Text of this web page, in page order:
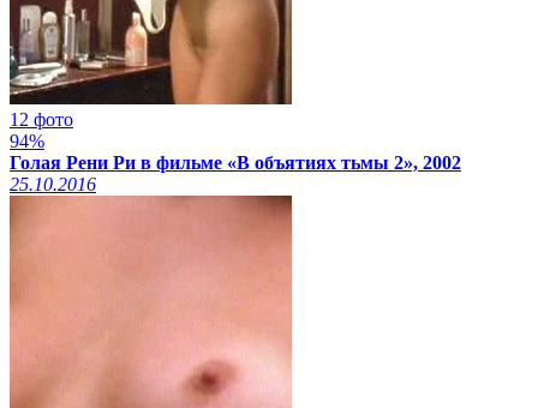
12 фото
94%
Голая Рени Ри в фильме «В объятиях тьмы 2», 2002
25.10.2016